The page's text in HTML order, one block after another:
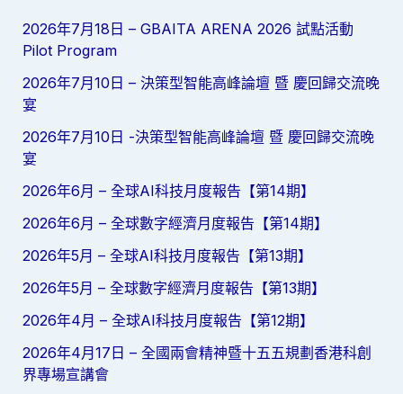
2026年7月18日 – GBAITA ARENA 2026 試點活動
Pilot Program
2026年7月10日 – 決策型智能高峰論壇 暨 慶回歸交流晚
宴
2026年7月10日 -決策型智能高峰論壇 暨 慶回歸交流晚
宴
2026年6月 – 全球AI科技月度報告【第14期】
2026年6月 – 全球數字經濟月度報告【第14期】
2026年5月 – 全球AI科技月度報告【第13期】
2026年5月 – 全球數字經濟月度報告【第13期】
2026年4月 – 全球AI科技月度報告【第12期】
2026年4月17日 – 全國兩會精神暨十五五規劃香港科創
界專場宣講會